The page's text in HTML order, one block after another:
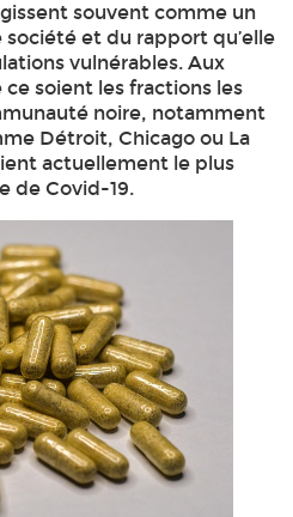
souvent comme un
société et du rapport qu’elle
vulnérables. Aux
soient les fractions les
noire, notamment
Détroit, Chicago ou La
actuellement le plus
de Covid-19.